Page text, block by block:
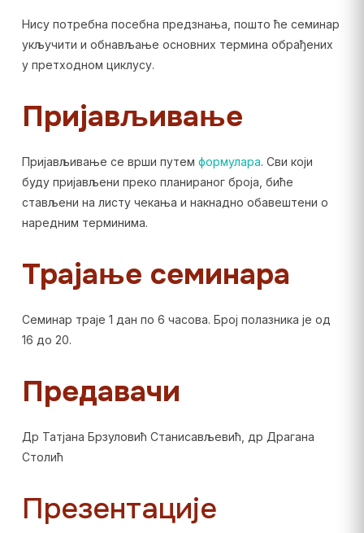
Нису потребна посебна предзнања, пошто ће семинар
укључити и обнављање основних термина обрађених
у претходном циклусу.
Пријављивање
Пријављивање се врши путем формулара. Сви који
буду пријављени преко планираног броја, биће
стављени на листу чекања и накнадно обавештени о
наредним терминима.
Трајање семинара
Семинар траје 1 дан по 6 часова. Број полазника је од
16 до 20.
Предавачи
Др Татјана Брзуловић Станисављевић, др Драгана
Столић
Презентације